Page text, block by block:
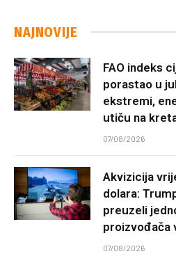
NAJNOVIJE
FAO indeks
porastao u
ekstremi,
utiču na
07/08/2026
Akvizicija
dolara:
preuzeli
proizvođača
07/08/2026